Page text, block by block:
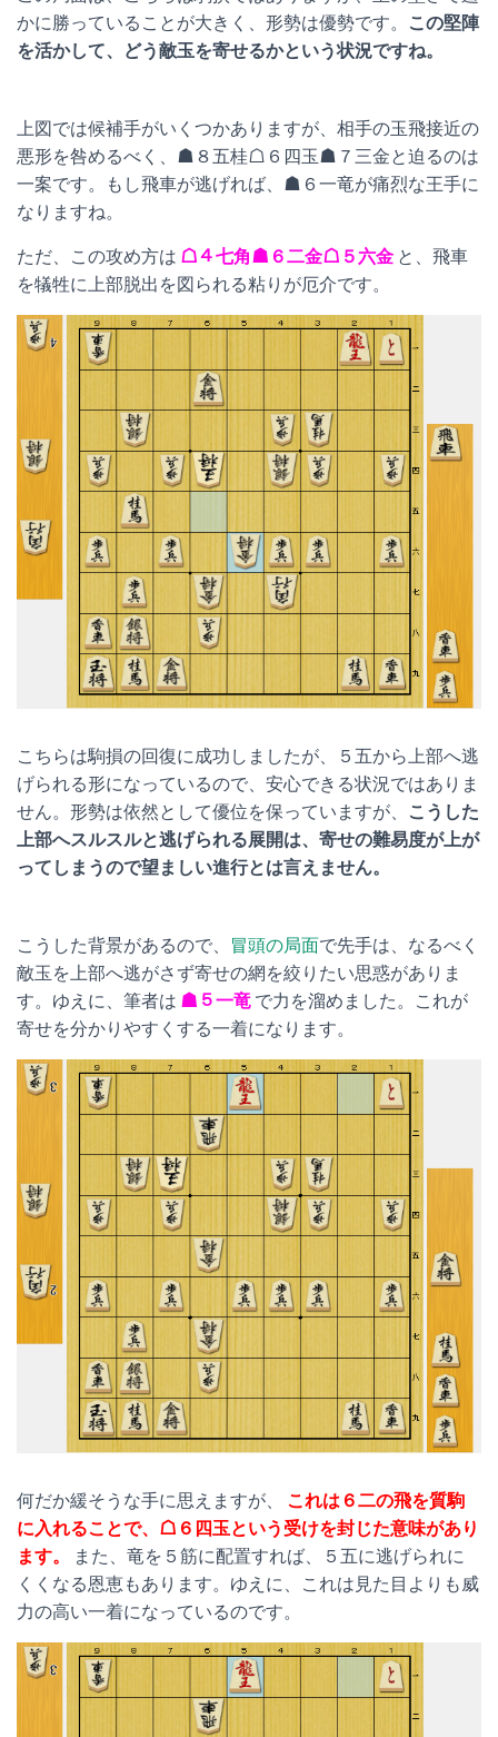
かに勝っていることが大きく、形勢は優勢です。
この堅陣
を活かして、どう敵玉を寄せるかという状況ですね。
上図では候補手がいくつかありますが、相手の玉飛接近の
悪形を咎めるべく、☗８五桂☖６四玉☗７三金と迫るのは
一案です。もし飛車が逃げれば、☗６一竜が痛烈な王手に
なりますね。
ただ、この攻め方は ☖４七角☗６二金☖５六金 と、飛車
を犠牲に上部脱出を図られる粘りが厄介です。
こちらは駒損の回復に成功しましたが、５五から上部へ逃
げられる形になっているので、安心できる状況ではありま
せん。形勢は依然として優位を保っていますが、
こうした
上部へスルスルと逃げられる展開は、寄せの難易度が上が
ってしまうので望ましい進行とは言えません。
こうした背景があるので、 冒頭の局面で先手は、なるべく
敵玉を上部へ逃がさず寄せの網を絞りたい思惑がありま
す。ゆえに、筆者は ☗５一竜 で力を溜めました。これが
寄せを分かりやすくする一着になります。
何だか緩そうな手に思えますが、
これは６二の飛を質駒
に入れることで、☖６四玉という受けを封じた意味があり
ます。
また、竜を５筋に配置すれば、５五に逃げられに
くくなる恩恵もあります。ゆえに、これは見た目よりも威
力の高い一着になっているのです。